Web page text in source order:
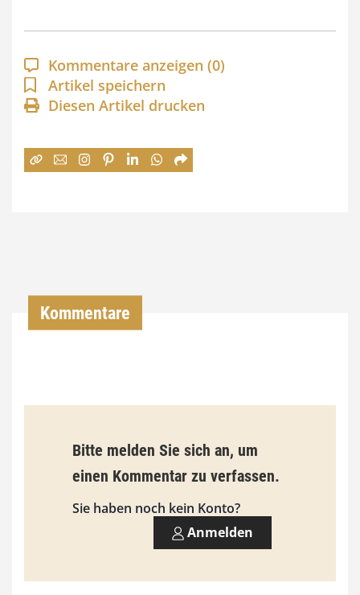
p
a
n
n
:
9
3
0
0
Kommentare anzeigen (0)
Artikel speichern
Diesen Artikel drucken
Kommentare
Bitte melden Sie sich an, um
einen Kommentar zu verfassen.
Sie haben noch kein Konto?
Anmelden